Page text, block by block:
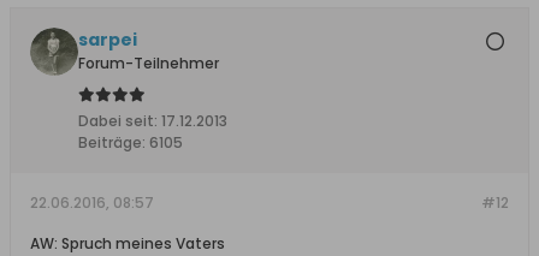
sarpei
Forum-Teilnehmer
Dabei seit: 17.12.2013
Beiträge: 6105
#12
22.06.2016, 08:57
AW: Spruch meines Vaters